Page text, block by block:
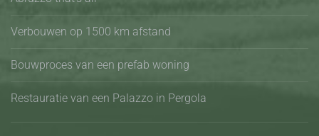
Verbouwen op 1500 km afstand
Bouwproces van een prefab woning
Restauratie van een Palazzo in Pergola